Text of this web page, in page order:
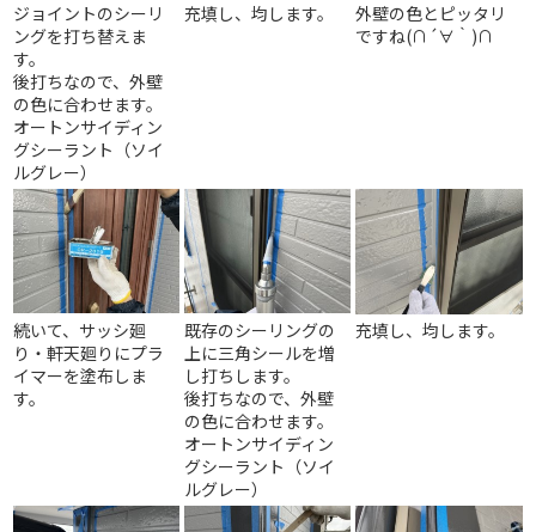
ジョイントのシーリ
ングを打ち替えま
す。
後打ちなので、外壁
の色に合わせます。
オートンサイディン
グシーラント（ソイ
ルグレー）
充填し、均します。
外壁の色とピッタリ
ですね(∩´∀｀)∩
続いて、サッシ廻
り・軒天廻りにプラ
イマーを塗布しま
す。
既存のシーリングの
上に三角シールを増
し打ちします。
後打ちなので、外壁
の色に合わせます。
オートンサイディン
グシーラント（ソイ
ルグレー）
充填し、均します。